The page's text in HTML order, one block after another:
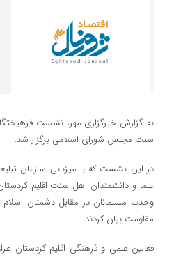
به گزارش خبرگزاری مهر، نشست
سنت مجلس شورای اسلامی برگزار شد.
در این نشست که با میزبانی سازمان
علما و دانشمندان اهل سنت اقلیم
وحدت مسلمانان در مقابل دشمنان
مقاومت بیان کردند.
فعالین علمی و فرهنگی اقلیم